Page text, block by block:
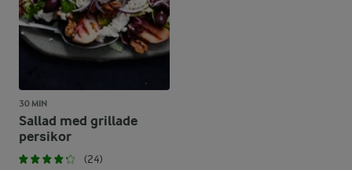
30 MIN
Sallad med grillade
persikor
(24)